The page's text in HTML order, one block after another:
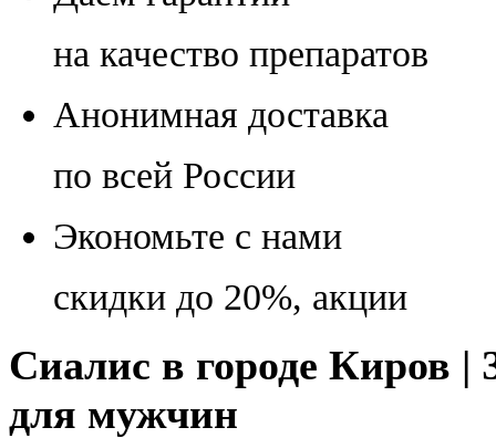
на качество препаратов
Анонимная доставка
по всей России
Экономьте с нами
скидки до 20%, акции
Сиалис в городе Киров |
для мужчин